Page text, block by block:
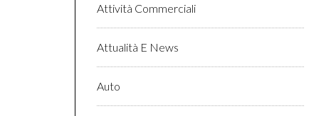
Attività Commerciali
Attualità E News
Auto